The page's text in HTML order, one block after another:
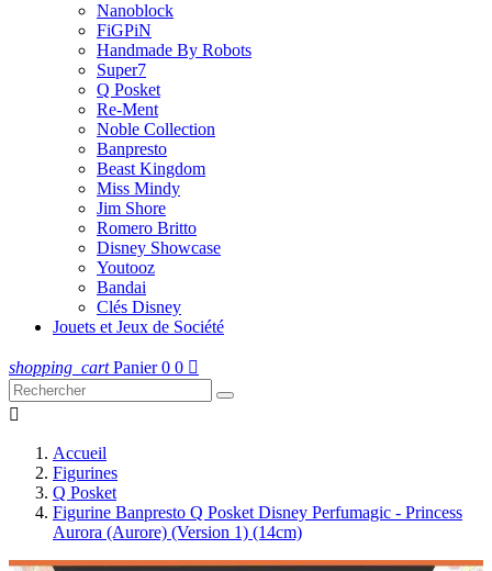
Nanoblock
FiGPiN
Handmade By Robots
Super7
Q Posket
Re-Ment
Noble Collection
Banpresto
Beast Kingdom
Miss Mindy
Jim Shore
Romero Britto
Disney Showcase
Youtooz
Bandai
Clés Disney
Jouets et Jeux de Société
shopping_cart Panier 0 0 

Accueil
Figurines
Q Posket
Figurine Banpresto Q Posket Disney Perfumagic - Princess
Aurora (Aurore) (Version 1) (14cm)